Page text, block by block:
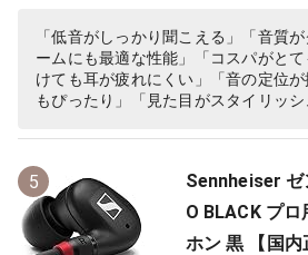
「低音がしっかり聞こえる」「音質
ームにも最適な性能」「コスパがと
けても耳が疲れにくい」「音の定位
もぴったり」「見た目がスタイリッシ
5
Sennheiser ゼ
O BLACK プ
ホン 黒 【国内